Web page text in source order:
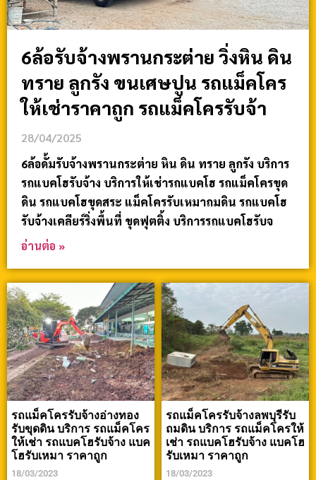
6ล้อรับจ้างพรานกระต่าย วิ่งหิน ดิน
ทราย ลูกรัง ขนเศษปูน รถแม็คโคร
ให้เช่าราคาถูก รถแม็คโครรับจ้า
28/04/2025
6ล้อดั้มรับจ้างพรานกระต่าย หิน ดิน ทราย ลูกรัง บริการ
รถแบคโฮรับจ้าง บริการให้เช่ารถแบคโฮ รถแม็คโครขุด
ดิน รถแบคโฮขุดสระ แม็คโครรับเหมาถมดิน รถแบคโฮ
รับจ้างเคลียร์ริ่งพื้นที่ ขุดฟุตติ้ง บริการรถแบคโฮรับจ
อ่านต่อ »
รถแม็คโครรับจ้างอ่างทอง
รับขุดดิน บริการ รถแม็คโคร
ให้เช่า รถแบคโฮรับจ้าง แบค
โฮรับเหมา ราคาถูก
18/03/2023
รถแม็คโครรับจ้างลพบุรีรับ
ถมดิน บริการ รถแม็คโครให้
เช่า รถแบคโฮรับจ้าง แบคโฮ
รับเหมา ราคาถูก
18/03/2023